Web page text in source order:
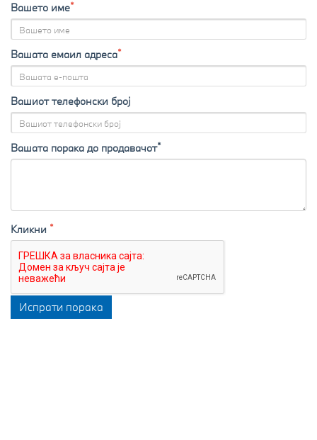
Вашето име*
Вашата емаил адреса*
Вашиот телефонски број
Вашата порака до продавачот*
Кликни *
Испрати порака